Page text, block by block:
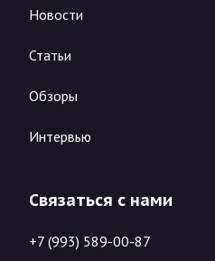
Новости
Статьи
Обзоры
Интервью
Связаться с нами
+7 (993) 589-00-87